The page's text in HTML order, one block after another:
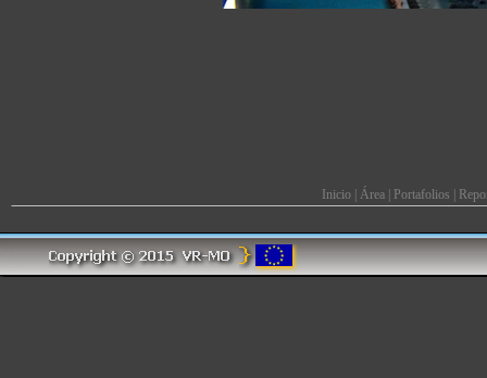
Inicio Área Portafolios